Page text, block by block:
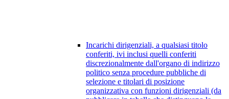
Incarichi dirigenziali, a qualsiasi titolo
conferiti, ivi inclusi quelli conferiti
discrezionalmente dall'organo di indirizzo
politico senza procedure pubbliche di
selezione e titolari di posizione
organizzativa con funzioni dirigenziali (da